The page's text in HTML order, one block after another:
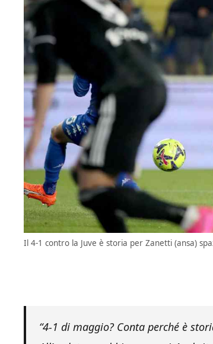
Il 4-1 contro la Juve è storia per Zanetti (ansa)
“4-1 di maggio? Conta perché è